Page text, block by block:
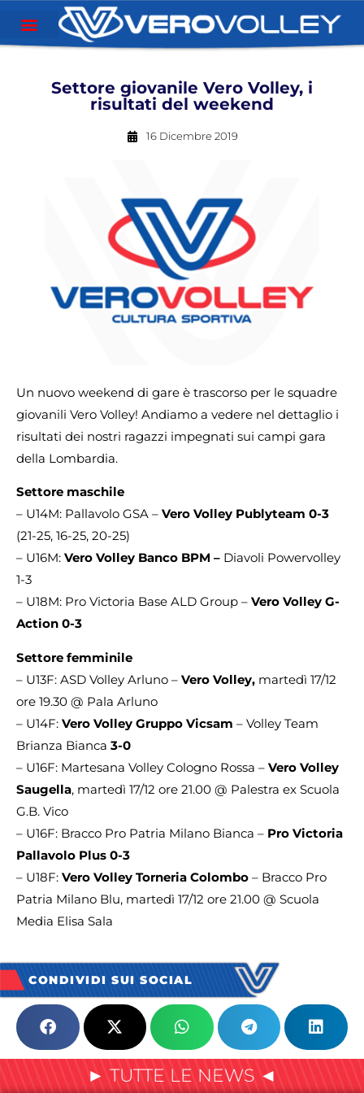
Settore giovanile Vero Volley, i
risultati del weekend
16 Dicembre 2019
Un nuovo weekend di gare è trascorso per le squadre
giovanili Vero Volley! Andiamo a vedere nel dettaglio i
risultati dei nostri ragazzi impegnati sui campi gara
della Lombardia.
Settore maschile
– U14M: Pallavolo GSA – Vero Volley Publyteam 0-3
(21-25, 16-25, 20-25)
– U16M: Vero Volley Banco BPM – Diavoli Powervolley
1-3
– U18M: Pro Victoria Base ALD Group – Vero Volley G-
Action 0-3
Settore femminile
– U13F: ASD Volley Arluno – Vero Volley, martedì 17/12
ore 19.30 @ Pala Arluno
– U14F: Vero Volley Gruppo Vicsam – Volley Team
Brianza Bianca 3-0
– U16F: Martesana Volley Cologno Rossa – Vero Volley
Saugella, martedì 17/12 ore 21.00 @ Palestra ex Scuola
G.B. Vico
– U16F: Bracco Pro Patria Milano Bianca – Pro Victoria
Pallavolo Plus 0-3
– U18F: Vero Volley Torneria Colombo – Bracco Pro
Patria Milano Blu, martedì 17/12 ore 21.00 @ Scuola
Media Elisa Sala
CONDIVIDI SUI SOCIAL
► TUTTE LE NEWS ◄